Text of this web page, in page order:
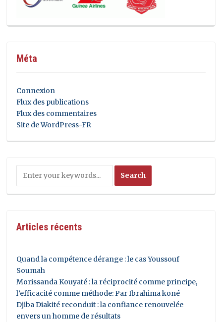
Méta
Connexion
Flux des publications
Flux des commentaires
Site de WordPress-FR
Articles récents
Quand la compétence dérange : le cas Youssouf
Soumah
Morissanda Kouyaté : la réciprocité comme principe,
l’efficacité comme méthode: Par Ibrahima koné
Djiba Diakité reconduit : la confiance renouvelée
envers un homme de résultats